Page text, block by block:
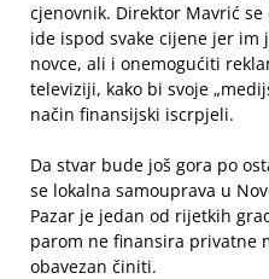
cjenovnik. Direktor Mavrić
ide ispod svake cijene jer im
novce, ali i onemogućiti
televiziji, kako bi svoje
način finansijski iscrpjeli.
Da stvar bude još gora po
se lokalna samouprava u
Pazar je jedan od rijetkih
parom ne finansira privatne
obavezan činiti.